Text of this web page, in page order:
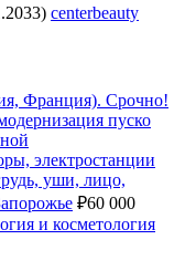
centerbeauty
Франция). Срочно!
пуско
электростанции
уши, лицо,
₽60 000
и косметология